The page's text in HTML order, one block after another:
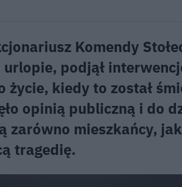
Komendy
podjął
życie, kiedy to został
opinią publiczną i do
zarówno mieszkańcy,
tragedię.